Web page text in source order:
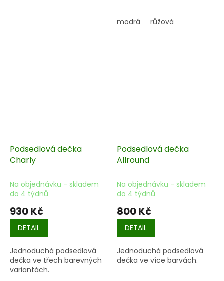
modrá růžová
Podsedlová dečka
Charly
Na objednávku - skladem
do 4 týdnů
930 Kč
DETAIL
Jednoduchá podsedlová
dečka ve třech barevných
variantách.
Podsedlová dečka
Allround
Na objednávku - skladem
do 4 týdnů
800 Kč
DETAIL
Jednoduchá podsedlová
dečka ve více barvách.